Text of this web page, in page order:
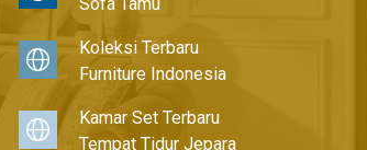
Koleksi Terbaru
Furniture Indonesia
Kamar Set Terbaru
Tempat Tidur Jepara